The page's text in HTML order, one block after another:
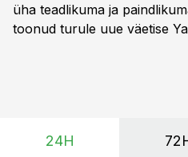
üha teadlikuma ja
toonud turule uue väetise
24H